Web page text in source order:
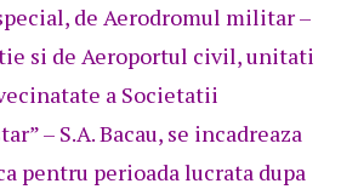
de Aerodromul militar –
si de Aeroportul civil, unitati
a Societatii
– S.A. Bacau, se incadreaza
pentru perioada lucrata dupa